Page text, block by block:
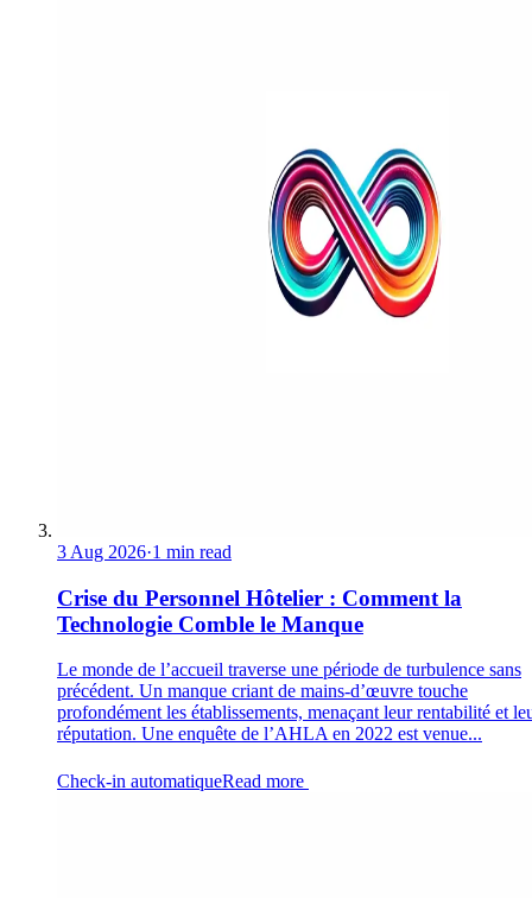
3 Aug 2026·1 min read
Crise du Personnel Hôtelier : Comment la
Technologie Comble le Manque
Le monde de l’accueil traverse une période de turbulence sans
précédent. Un manque criant de mains-d’œuvre touche
profondément les établissements, menaçant leur rentabilité et
réputation. Une enquête de l’AHLA en 2022 est venue...
Check-in automatiqueRead more